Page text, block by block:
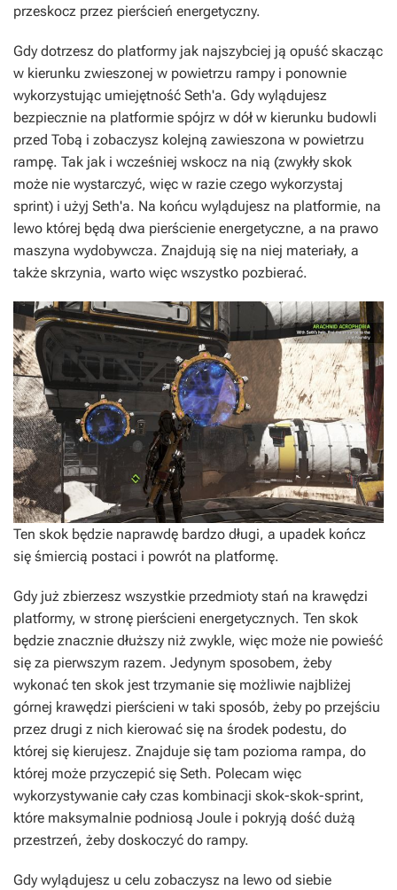
przeskocz przez pierścień energetyczny.
Gdy dotrzesz do platformy jak najszybciej ją opuść skacząc
w kierunku zwieszonej w powietrzu rampy i ponownie
wykorzystując umiejętność Seth'a. Gdy wylądujesz
bezpiecznie na platformie spójrz w dół w kierunku budowli
przed Tobą i zobaczysz kolejną zawieszona w powietrzu
rampę. Tak jak i wcześniej wskocz na nią (zwykły skok
może nie wystarczyć, więc w razie czego wykorzystaj
sprint) i użyj Seth'a. Na końcu wylądujesz na platformie, na
lewo której będą dwa pierścienie energetyczne, a na prawo
maszyna wydobywcza. Znajdują się na niej materiały, a
także skrzynia, warto więc wszystko pozbierać.
Ten skok będzie naprawdę bardzo długi, a upadek kończ
się śmiercią postaci i powrót na platformę.
Gdy już zbierzesz wszystkie przedmioty stań na krawędzi
platformy, w stronę pierścieni energetycznych. Ten skok
będzie znacznie dłuższy niż zwykle, więc może nie powieść
się za pierwszym razem. Jedynym sposobem, żeby
wykonać ten skok jest trzymanie się możliwie najbliżej
górnej krawędzi pierścieni w taki sposób, żeby po przejściu
przez drugi z nich kierować się na środek podestu, do
której się kierujesz. Znajduje się tam pozioma rampa, do
której może przyczepić się Seth. Polecam więc
wykorzystywanie cały czas kombinacji skok-skok-sprint,
które maksymalnie podniosą Joule i pokryją dość dużą
przestrzeń, żeby doskoczyć do rampy.
Gdy wylądujesz u celu zobaczysz na lewo od siebie